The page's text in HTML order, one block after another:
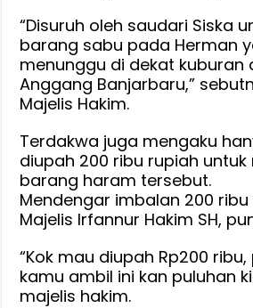
“Disuruh oleh saudari Siska
barang sabu pada Herman
menunggu di dekat kuburan
Anggang Banjarbaru,”
Majelis Hakim.
Terdakwa juga mengaku
diupah 200 ribu rupiah
barang haram tersebut.
Mendengar imbalan 200
Majelis Irfannur Hakim SH,
“Kok mau diupah Rp200
kamu ambil ini kan puluhan
majelis hakim.